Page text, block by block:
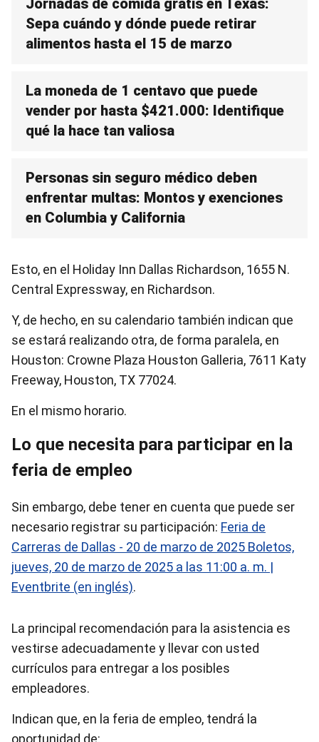
Jornadas de comida gratis en Texas:
Sepa cuándo y dónde puede retirar
alimentos hasta el 15 de marzo
La moneda de 1 centavo que puede
vender por hasta $421.000: Identifique
qué la hace tan valiosa
Personas sin seguro médico deben
enfrentar multas: Montos y exenciones
en Columbia y California
Esto, en el Holiday Inn Dallas Richardson, 1655 N.
Central Expressway, en Richardson.
Y, de hecho, en su calendario también indican que
se estará realizando otra, de forma paralela, en
Houston: Crowne Plaza Houston Galleria, 7611 Katy
Freeway, Houston, TX 77024.
En el mismo horario.
Lo que necesita para participar en la
feria de empleo
Sin embargo, debe tener en cuenta que puede ser
necesario registrar su participación: Feria de
Carreras de Dallas - 20 de marzo de 2025 Boletos,
jueves, 20 de marzo de 2025 a las 11:00 a. m. |
Eventbrite (en inglés).
La principal recomendación para la asistencia es
vestirse adecuadamente y llevar con usted
currículos para entregar a los posibles
empleadores.
Indican que, en la feria de empleo, tendrá la
oportunidad de: